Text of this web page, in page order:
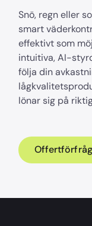
Snö, regn eller
smart
effektivt som
intuitiva, AI-
följa din
lönar sig på